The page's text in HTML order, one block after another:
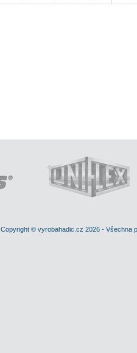
Copyright © vyrobahadic.cz 2026 - Všechna